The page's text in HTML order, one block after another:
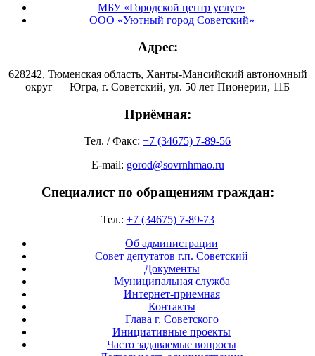
МБУ «Городской центр услуг»
ООО «Уютный город Советский»
Адрес:
628242, Тюменская область, Ханты-Мансийский автономный
округ — Югра, г. Советский, ул. 50 лет Пионерии, 11Б
Приёмная:
Тел. / Факс: +7 (34675) 7-89-56
E-mail: gorod@sovrnhmao.ru
Специалист по обращениям граждан:
Тел.: +7 (34675) 7-89-73
Об администрации
Совет депутатов г.п. Советский
Документы
Муниципальная служба
Интернет-приемная
Контакты
Глава г. Советского
Инициативные проекты
Часто задаваемые вопросы